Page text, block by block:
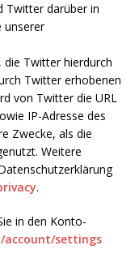
Twitter darüber in
unserer
die Twitter hierdurch
Twitter erhobenen
von Twitter die URL
IP-Adresse des
Zwecke, als die
Weitere
.
in den Konto-
settings